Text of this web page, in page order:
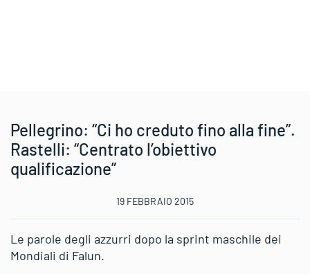
Pellegrino: “Ci ho creduto fino alla fine”.
Rastelli: “Centrato l’obiettivo
qualificazione”
19 FEBBRAIO 2015
Le parole degli azzurri dopo la sprint maschile dei
Mondiali di Falun.